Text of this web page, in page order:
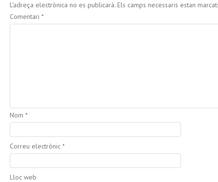
L'adreça electrònica no es publicarà. Els camps necessaris estan
Comentari *
Nom *
Correu electrònic *
Lloc web